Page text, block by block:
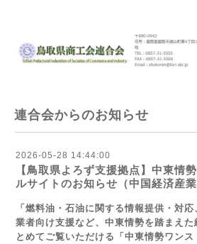
連合会からのお知らせ
2026-05-28 14:44:00
【鳥取県よろず支援拠点】中東情
ルサイトのお知らせ（中国経済産業
「燃料油・石油に関する情報提供・対
業者向け支援など、中東情勢を踏まえた
とめてご覧いただける「中東情勢ワンス